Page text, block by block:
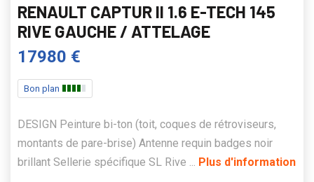
RENAULT CAPTUR II 1.6 E-TECH 145
RIVE GAUCHE / ATTELAGE
17980 €
Bon plan
DESIGN Peinture bi-ton (toit, coques de rétroviseurs,
montants de pare-brise) Antenne requin badges noir
brillant Sellerie spécifique SL Rive ... Plus d'information